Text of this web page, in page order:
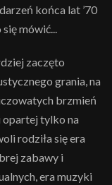
końca lat ’70
mówić...
zaczęto
grania, na
brzmień
opartej tylko na
rodziła się era
zabawy i
era muzyki